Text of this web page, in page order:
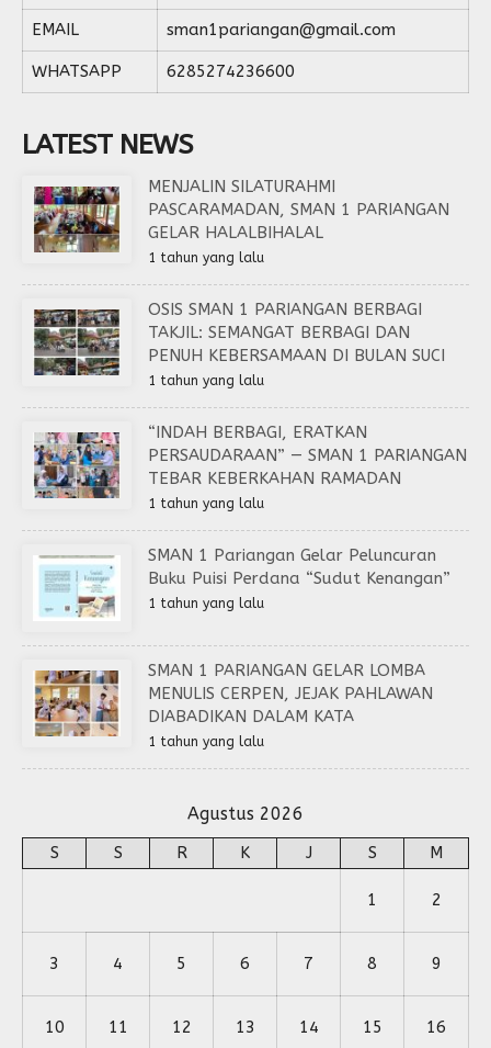
EMAIL sman1pariangan@gmail.com
WHATSAPP 6285274236600
LATEST NEWS
MENJALIN SILATURAHMI
PASCARAMADAN, SMAN 1 PARIANGAN
GELAR HALALBIHALAL
1 tahun yang lalu
OSIS SMAN 1 PARIANGAN BERBAGI
TAKJIL: SEMANGAT BERBAGI DAN
PENUH KEBERSAMAAN DI BULAN SUCI
1 tahun yang lalu
“INDAH BERBAGI, ERATKAN
PERSAUDARAAN” — SMAN 1 PARIANGAN
TEBAR KEBERKAHAN RAMADAN
1 tahun yang lalu
SMAN 1 Pariangan Gelar Peluncuran
Buku Puisi Perdana “Sudut Kenangan”
1 tahun yang lalu
SMAN 1 PARIANGAN GELAR LOMBA
MENULIS CERPEN, JEJAK PAHLAWAN
DIABADIKAN DALAM KATA
1 tahun yang lalu
Agustus 2026
S S R K J S M
1 2
3 4 5 6 7 8 9
10 11 12 13 14 15 16